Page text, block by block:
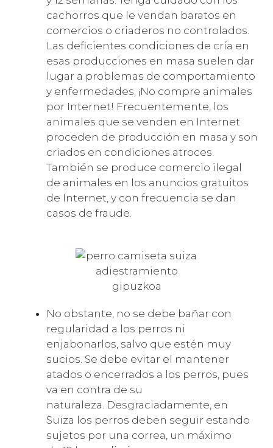
cachorros que le vendan baratos en
comercios o criaderos no controlados.
Las deficientes condiciones de cría en
esas producciones en masa suelen dar
lugar a problemas de comportamiento
y enfermedades. ¡No compre animales
por Internet! Frecuentemente, los
animales que se venden en Internet
proceden de producción en masa y son
criados en condiciones atroces.
También se produce comercio ilegal
de animales en los anuncios gratuitos
de Internet, y con frecuencia se dan
casos de fraude.
No obstante, no se debe bañar con
regularidad a los perros ni
enjabonarlos, salvo que estén muy
sucios. Se debe evitar el mantener
atados o encerrados a los perros, pues
va en contra de su
naturaleza. Desgraciadamente, en
Suiza los perros deben seguir estando
sujetos por una correa, un máximo